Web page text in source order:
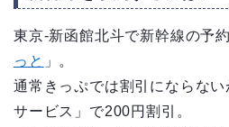
東京-新函館北斗で新幹線の予
っと 」。
通常きっぷでは割引にならな
サービス」で200円割引。